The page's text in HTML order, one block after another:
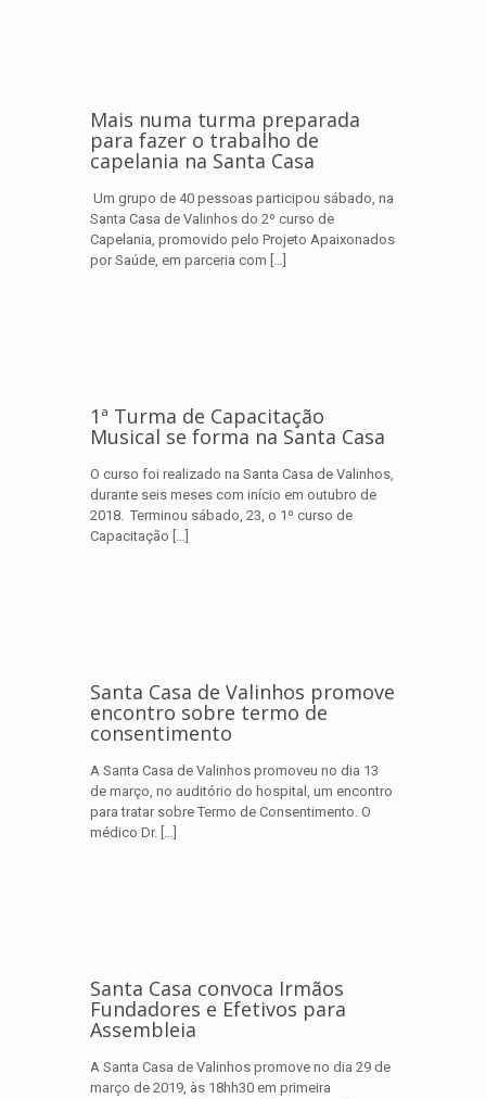
Mais numa turma preparada
para fazer o trabalho de
capelania na Santa Casa
Um grupo de 40 pessoas participou sábado, na
Santa Casa de Valinhos do 2º curso de
Capelania, promovido pelo Projeto Apaixonados
por Saúde, em parceria com […]
1ª Turma de Capacitação
Musical se forma na Santa Casa
O curso foi realizado na Santa Casa de Valinhos,
durante seis meses com início em outubro de
2018. Terminou sábado, 23, o 1º curso de
Capacitação […]
Santa Casa de Valinhos promove
encontro sobre termo de
consentimento
A Santa Casa de Valinhos promoveu no dia 13
de março, no auditório do hospital, um encontro
para tratar sobre Termo de Consentimento. O
médico Dr. […]
Santa Casa convoca Irmãos
Fundadores e Efetivos para
Assembleia
A Santa Casa de Valinhos promove no dia 29 de
março de 2019, às 18hh30 em primeira